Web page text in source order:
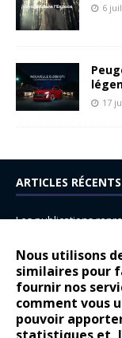
Nous utilisons
similaires pour
fournir nos
comment vous
pouvoir
6
17
ARTICLES RÉCENTS
Les publications
14 juillet : nouveau
Renault Espace :
Peugeot E-208 GTi :